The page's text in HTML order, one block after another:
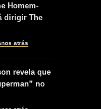
Homem-
dirigir The
atrás
revela que
no